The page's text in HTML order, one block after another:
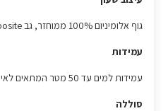
גוף אלומיניום 100% ממוחזר, גב Nylon composite ו-sapphire crystal
עמידות
עמידות למים עד 50 מטר המתאים לאימונים קלים בבריכה או בים
סוללה